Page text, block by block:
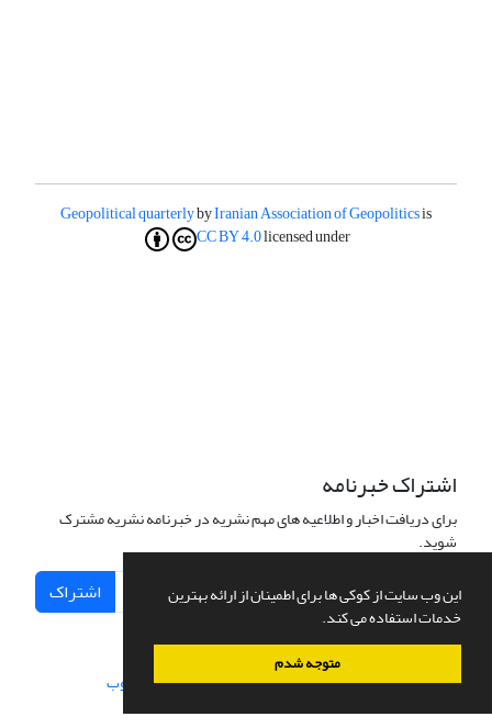
این وب سایت از کوکی ها برای اطمینان از ارائه بهترین
خدمات استفاده می کند.
متوجه شدم
Geopolitical quarterlybyIranian Association of Geopoliticsis
licensed under
CC BY 4.0
اشتراک خبرنامه
برای دریافت اخبار و اطلاعیه های مهم نشریه در خبرنامه نشریه مشترک
شوید.
اشتراک
سامانه مدیریت نشریات علمی.طراحی و پیاده سازی از سیناوب